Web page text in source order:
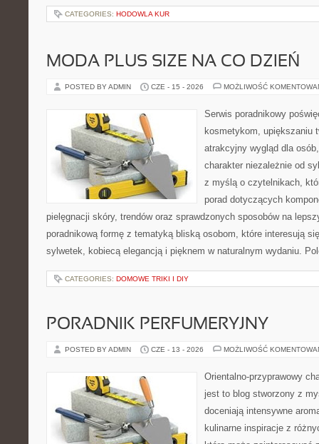
CATEGORIES: HODOWLA KUR
MODA PLUS SIZE NA CO DZIEŃ
POSTED BY ADMIN CZE - 15 - 2026 MOŻLIWOŚĆ
Serwis poradnikowy
kosmetykom, upiększaniu
atrakcyjny wygląd dla
charakter niezależnie od
z myślą o czytelnikach,
porad dotyczących
pielęgnacji skóry, trendów oraz sprawdzonych sposobów na
poradnikową formę z tematyką bliską osobom, które interesują
sylwetek, kobiecą elegancją i pięknem w naturalnym wydaniu.
CATEGORIES: DOMOWE TRIKI I DIY
PORADNIK PERFUMERYJNY
POSTED BY ADMIN CZE - 13 - 2026 MOŻLIWOŚĆ
Orientalno-przyprawowy
jest to blog stworzony z
doceniają intensywne
kulinarne inspiracje z